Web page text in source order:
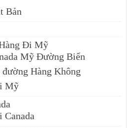
Bản
Đi Mỹ
Mỹ Đường Biển
Hàng Không
Mỹ
Canada